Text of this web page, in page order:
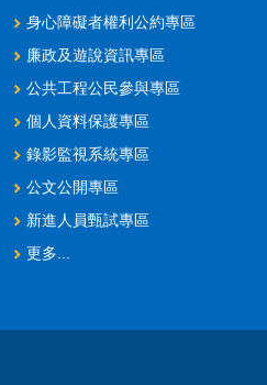
身心障礙者權利公約專區
廉政及遊說資訊專區
公共工程公民參與專區
個人資料保護專區
錄影監視系統專區
公文公開專區
新進人員甄試專區
更多...